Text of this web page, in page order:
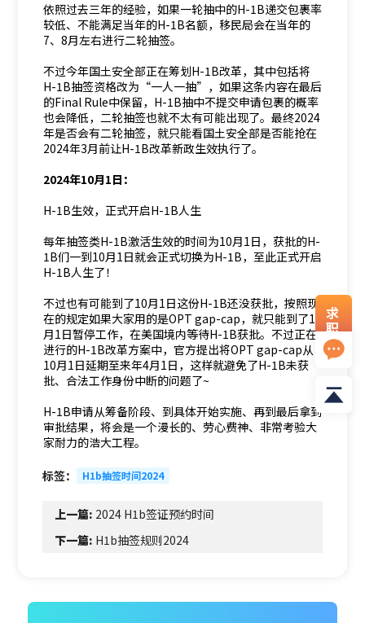
依照过去三年的经验，如果一轮抽中的H-1B递交包裹率
较低、不能满足当年的H-1B名额，移民局会在当年的
7、8月左右进行二轮抽签。
不过今年国土安全部正在筹划H-1B改革，其中包括将
H-1B抽签资格改为“一人一抽”，如果这条内容在最后
的Final Rule中保留，H-1B抽中不提交申请包裹的概率
也会降低，二轮抽签也就不太有可能出现了。最终2024
年是否会有二轮抽签，就只能看国土安全部是否能抢在
2024年3月前让H-1B改革新政生效执行了。
2024年10月1日：
H-1B生效，正式开启H-1B人生
每年抽签类H-1B激活生效的时间为10月1日，获批的H-
1B们一到10月1日就会正式切换为H-1B，至此正式开启
H-1B人生了！
不过也有可能到了10月1日这份H-1B还没获批，按照现
在的规定如果大家用的是OPT gap-cap，就只能到了10
月1日暂停工作，在美国境内等待H-1B获批。不过正在
进行的H-1B改革方案中，官方提出将OPT gap-cap从
10月1日延期至来年4月1日，这样就避免了H-1B未获
批、合法工作身份中断的问题了~
H-1B申请从筹备阶段、到具体开始实施、再到最后拿到
审批结果，将会是一个漫长的、劳心费神、非常考验大
家耐力的浩大工程。
标签： H1b抽签时间2024
上一篇: 2024 H1b签证预约时间
下一篇: H1b抽签规则2024
求
职
资
料